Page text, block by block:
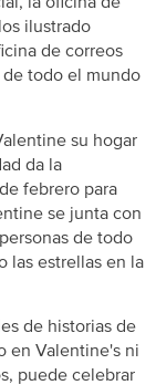
ilustrado
de correos
todo el mundo
su hogar
da la
febrero para
se junta con
de todo
las estrellas en la
de historias de
en Valentine's ni
puede celebrar